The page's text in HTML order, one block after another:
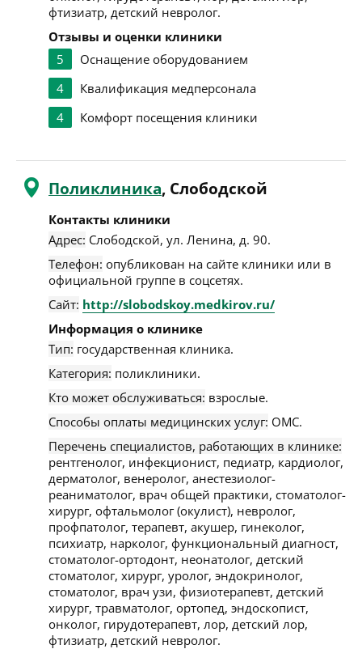
фтизиатр, детский невролог.
Отзывы и оценки клиники
5
Оснащение оборудованием
4
Квалификация медперсонала
4
Комфорт посещения клиники
Поликлиника, Слободской
Контакты клиники
Адрес: Слободской, ул. Ленина, д. 90.
Телефон: опубликован на сайте клиники или в
официальной группе в соцсетях.
Сайт: http://slobodskoy.medkirov.ru/
Информация о клинике
Тип: государственная клиника.
Категория: поликлиники.
Кто может обслуживаться: взрослые.
Способы оплаты медицинских услуг: ОМС.
Перечень специалистов, работающих в клинике:
рентгенолог, инфекционист, педиатр, кардиолог,
дерматолог, венеролог, анестезиолог-
реаниматолог, врач общей практики, стоматолог-
хирург, офтальмолог (окулист), невролог,
профпатолог, терапевт, акушер, гинеколог,
психиатр, нарколог, функциональный диагност,
стоматолог-ортодонт, неонатолог, детский
стоматолог, хирург, уролог, эндокринолог,
стоматолог, врач узи, физиотерапевт, детский
хирург, травматолог, ортопед, эндоскопист,
онколог, гирудотерапевт, лор, детский лор,
фтизиатр, детский невролог.